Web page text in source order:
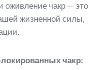
оживление чакр — это
жизненной силы,
чакр: